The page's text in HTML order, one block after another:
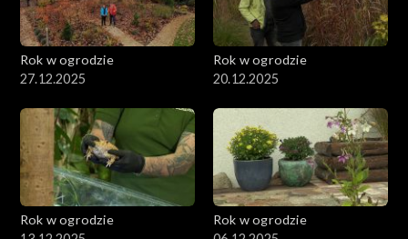
Rok w ogrodzie
27.12.2025
Rok w ogrodzie
20.12.2025
Rok w ogrodzie
Rok w ogrodzie